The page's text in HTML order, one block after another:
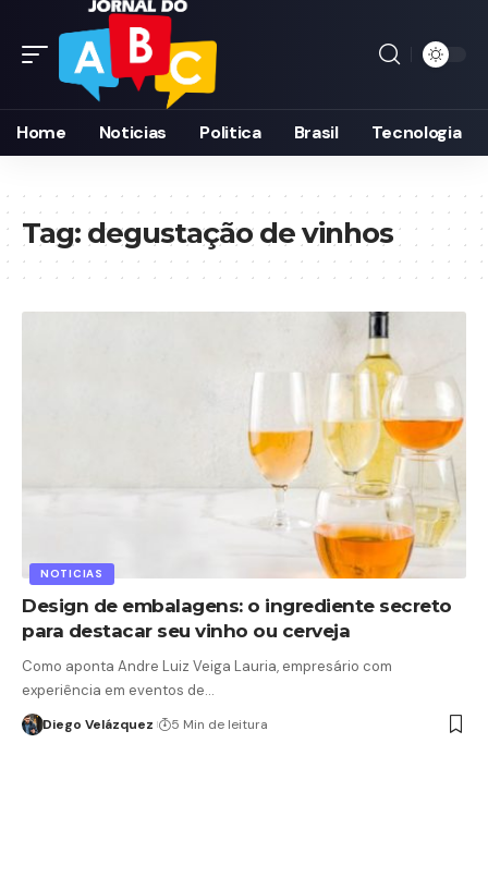
Home Noticias Politica Brasil Tecnologia
Tag: degustação de vinhos
NOTICIAS
Design de embalagens: o ingrediente secreto
para destacar seu vinho ou cerveja
Como aponta Andre Luiz Veiga Lauria, empresário com
experiência em eventos de…
Diego Velázquez 5 Min de leitura